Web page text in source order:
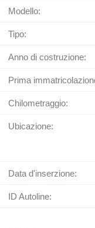
Modello:
Tipo:
Anno di costruzione:
Prima
Chilometraggio:
Ubicazione:
Data d'inserzione:
ID Autoline: